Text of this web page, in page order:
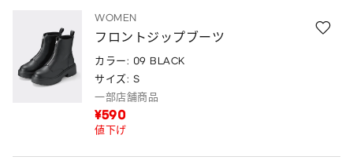
WOMEN
フロントジップブーツ
カラー: 09 BLACK
サイズ: S
一部店舗商品
¥590
値下げ